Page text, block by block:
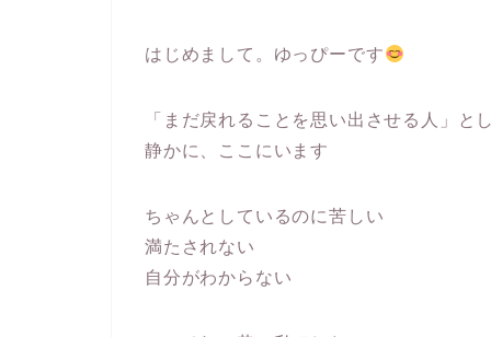
はじめまして。ゆっぴーです
「まだ戻れることを思い出させる人」と
静かに、ここにいます
ちゃんとしているのに苦しい
満たされない
自分がわからない